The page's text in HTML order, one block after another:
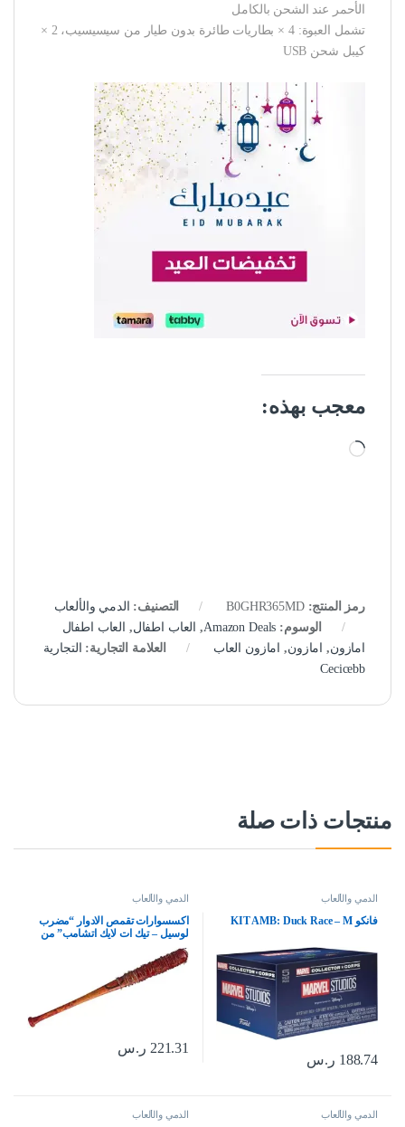
الأحمر عند الشحن بالكامل
تشمل العبوة: 4 × بطاريات طائرة بدون طيار من سيسيسيب، 2 ×
كيبل شحن USB
معجب بهذه:
جاري التحميل…
رمز المنتج:B0GHR365MD التصنيف: الدمي والألعاب
الوسوم: Amazon Deals
, العاب اطفال, العاب اطفال
امازون, امازون, امازون العاب العلامة التجارية: التجارية
Cecicebb
منتجات ذات صلة
الدمي والألعاب
فانكو KIT AMB: Duck Race – M
188.74 ر.س
الدمي والألعاب
اكسسوارات تقمص الادوار “مضرب
لوسيل – تيك ات لايك اتشامب” من
مسلسل ذي والكينج ديد من
ماكفارلين تويز، بلاستيك
221.31 ر.س
الدمي والألعاب الدمي والألعاب